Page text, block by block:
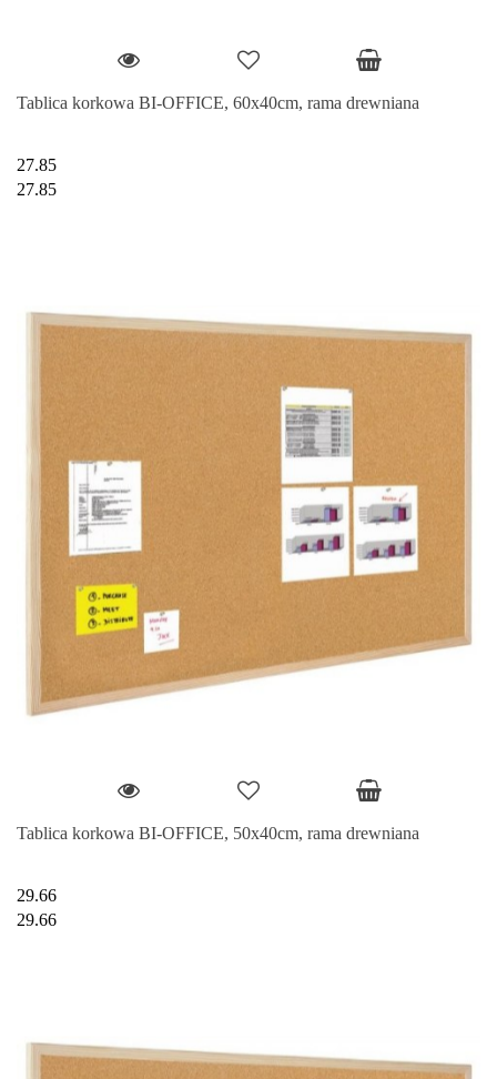
Tablica korkowa BI-OFFICE, 60x40cm, rama drewniana
27.85
27.85
Tablica korkowa BI-OFFICE, 50x40cm, rama drewniana
29.66
29.66